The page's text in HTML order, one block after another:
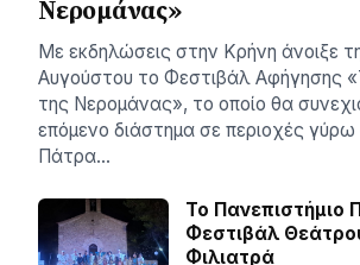
Νερομάνας»
Με εκδηλώσεις στην Κρήνη άνοιξε
Αυγούστου το Φεστιβάλ Αφήγησης
της Νερομάνας», το οποίο θα
επόμενο διάστημα σε περιοχές
Πάτρα…
Το Πανεπιστήμιο
Φεστιβάλ
Φιλιατρά